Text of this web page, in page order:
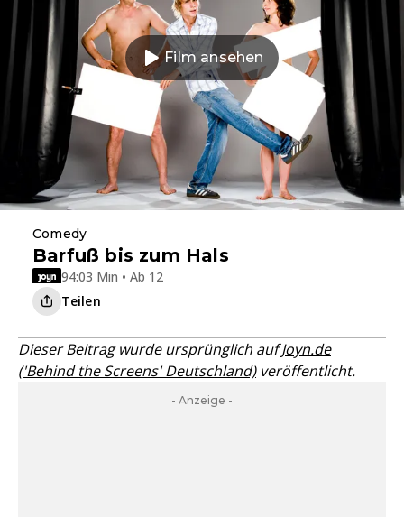
Film ansehen
Comedy
Barfuß bis zum Hals
94:03 Min • Ab 12
Teilen
Dieser Beitrag wurde ursprünglich aufJoyn.de
('Behind the Screens' Deutschland)veröffentlicht.
- Anzeige -